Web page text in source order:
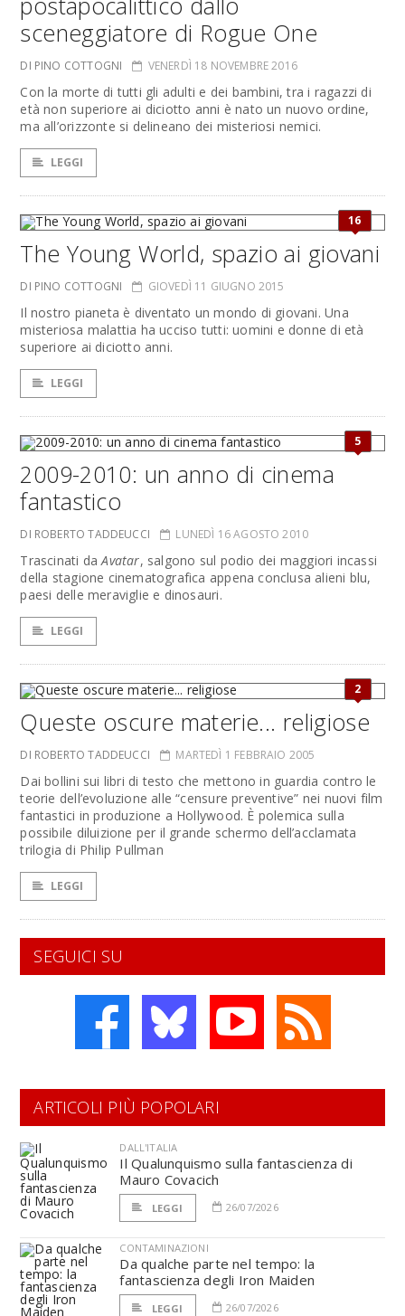
sceneggiatore di Rogue One
DI PINO COTTOGNI VENERDÌ 18 NOVEMBRE 2016
Con la morte di tutti gli adulti e dei bambini, tra i ragazzi di
età non superiore ai diciotto anni è nato un nuovo ordine,
ma all’orizzonte si delineano dei misteriosi nemici.
LEGGI
16
The Young World, spazio ai giovani
DI PINO COTTOGNI GIOVEDÌ 11 GIUGNO 2015
Il nostro pianeta è diventato un mondo di giovani. Una
misteriosa malattia ha ucciso tutti: uomini e donne di età
superiore ai diciotto anni.
LEGGI
5
2009-2010: un anno di cinema
fantastico
DI ROBERTO TADDEUCCI LUNEDÌ 16 AGOSTO 2010
Trascinati daAvatar, salgono sul podio dei maggiori incassi
della stagione cinematografica appena conclusa alieni blu,
paesi delle meraviglie e dinosauri.
LEGGI
2
Queste oscure materie... religiose
DI ROBERTO TADDEUCCI MARTEDÌ 1 FEBBRAIO 2005
Dai bollini sui libri di testo che mettono in guardia contro le
teorie dell’evoluzione alle “censure preventive” nei nuovi film
fantastici in produzione a Hollywood. È polemica sulla
possibile diluizione per il grande schermo dell’acclamata
trilogia di Philip Pullman
LEGGI
SEGUICI SU
ARTICOLI PIÙ POPOLARI
DALL'ITALIA
Il Qualunquismo sulla fantascienza di
Mauro Covacich
LEGGI 26/07/2026
CONTAMINAZIONI
Da qualche parte nel tempo: la
fantascienza degli Iron Maiden
LEGGI 26/07/2026